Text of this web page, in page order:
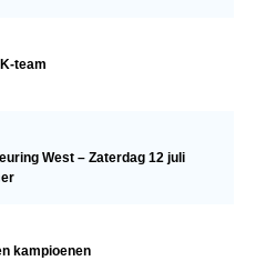
team
West – Zaterdag 12 juli
kampioenen